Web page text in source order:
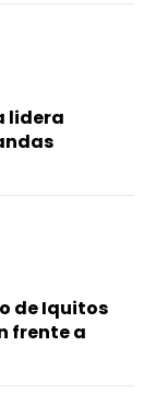
lidera
de Iquitos
frente a